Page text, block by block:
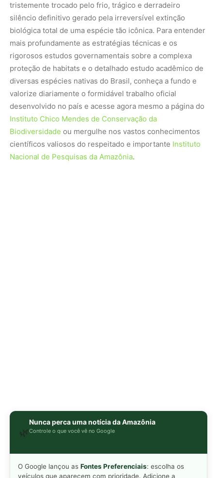
tristemente trocado pelo frio, trágico e derradeiro
silêncio definitivo gerado pela irreversível extinção
biológica total de uma espécie tão icônica. Para entender
mais profundamente as estratégias técnicas e os
rigorosos estudos governamentais sobre a complexa
proteção de habitats e o detalhado estudo acadêmico de
diversas espécies nativas do Brasil, conheça a fundo e
valorize diariamente o formidável trabalho oficial
desenvolvido no país e acesse agora mesmo a página do
Instituto Chico Mendes de Conservação da
Biodiversidade ou mergulhe nos vastos conhecimentos
científicos valiosos do respeitado e importante Instituto
Nacional de Pesquisas da Amazônia.
🌿
Nunca perca uma notícia da Amazônia
Controle o que você vê no Google
O Google lançou as Fontes Preferenciais: escolha os
veículos que aparecem com prioridade. Adicione a